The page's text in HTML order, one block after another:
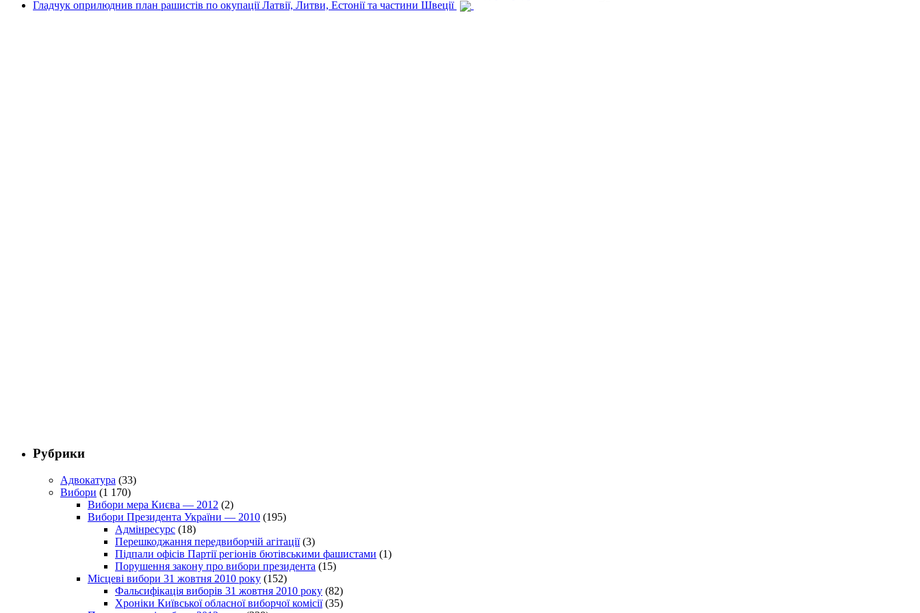
Гладчук оприлюднив план рашистів по окупації Латвії, Литви, Естонії та частини Швеції
Рубрики
Адвокатура (33)
Вибори (1 170)
Вибори мера Києва — 2012 (2)
Вибори Президента України — 2010 (195)
Адмінресурс (18)
Перешкоджання передвиборчій агітації(3)
Підпали офісів Партії регіонів бютівськими фашистами (1)
Порушення закону про вибори президента (15)
Місцеві вибори 31 жовтня 2010 року (152)
Фальсифікація виборів 31 жовтня 2010 року (82)
Хроніки Київської обласної виборчої комісії(35)